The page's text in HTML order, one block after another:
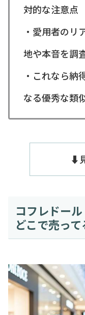
対的な注意点
・愛用者のリ
地や本音を調
・これなら納
なる優秀な類
⬇️
コフレドー
どこで売っ